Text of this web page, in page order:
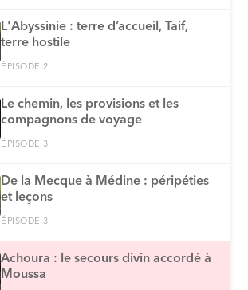
L'Abyssinie : terre d’accueil, Taif,
terre hostile
ÉPISODE 2
Le chemin, les provisions et les
compagnons de voyage
ÉPISODE 3
De la Mecque à Médine : péripéties
et leçons
ÉPISODE 3
Achoura : le secours divin accordé à
Moussa